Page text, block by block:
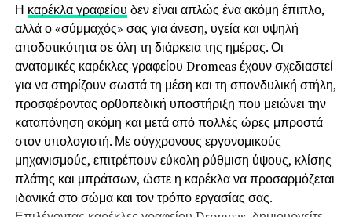
Οι ντουζιέρες κυκλοφορούν σε πολλές εκδοχές, γι’ αυτό
και οι τιμές μπορεί να διαφέρουν αρκετά. Ρόλο παίζουν οι
διαστάσεις, τα υλικά, το είδος του κρυστάλλου, η ποιότητα
των μηχανισμών και φυσικά το συνολικό design.
Υπάρχουν πιο οικονομικές επιλογές για απλές και
λειτουργικές λύσεις, αλλά και πιο premium προτάσεις για
όσους θέλουν κάτι πιο ιδιαίτερο.
Πέρα από το κόστος, αξίζει να σκεφτείς και την αντοχή
στον χρόνο. Ένα ποιοτικό προϊόν μπορεί να σου
προσφέρει καλύτερη εμπειρία χρήσης και πιο κομψό
αποτέλεσμα για χρόνια.
Η καρέκλα γραφείου δεν είναι απλώς ένα ακόμη έπιπλο,
αλλά ο «σύμμαχός» σας για άνεση, υγεία και υψηλή
αποδοτικότητα σε όλη τη διάρκεια της ημέρας. Οι
ανατομικές καρέκλες γραφείου Dromeas έχουν σχεδιαστεί
για να στηρίζουν σωστά τη μέση και τη σπονδυλική στήλη,
προσφέροντας ορθοπεδική υποστήριξη που μειώνει την
καταπόνηση ακόμη και μετά από πολλές ώρες μπροστά
στον υπολογιστή. Με σύγχρονους εργονομικούς
μηχανισμούς, επιτρέπουν εύκολη ρύθμιση ύψους, κλίσης
πλάτης και μπράτσων, ώστε η καρέκλα να προσαρμόζεται
ιδανικά στο σώμα και τον τρόπο εργασίας σας.